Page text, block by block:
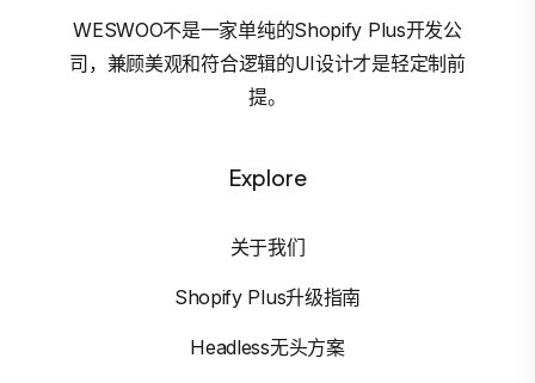
WESWOO不是一家单纯的Shopify Plus开发公
司，兼顾美观和符合逻辑的UI设计才是轻定制前
提。
Explore
关于我们
Shopify Plus升级指南
Headless无头方案